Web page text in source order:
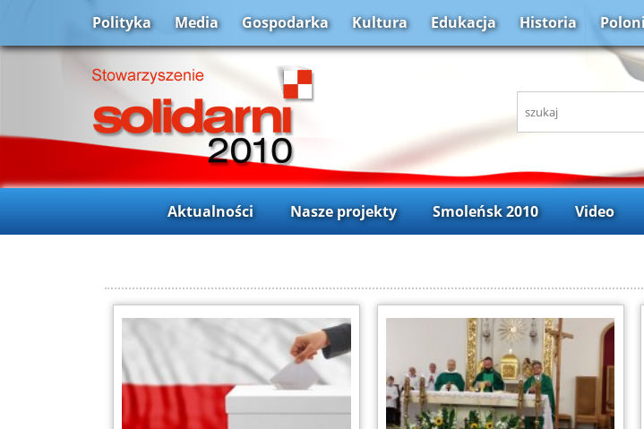
Polityka Media Gospodarka Kultura Edukacja Historia
Aktualności Nasze projekty Smoleńsk 2010 Video